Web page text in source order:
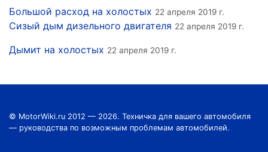
Большой расход на холостых 22 апреля 2019 г.
Сизый дым дизельного двигателя 22 апреля 2019 г.
Дымит на холостых 22 апреля 2019 г.
© MotorWiki.ru 2012 — 2026. Техничка для вашего автомобиля
— руководства по возможным проблемам автомобилей.